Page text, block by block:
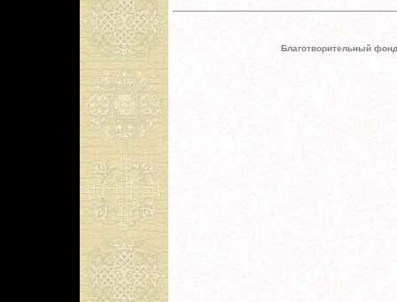
Благотворительный